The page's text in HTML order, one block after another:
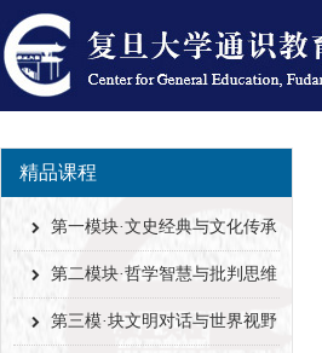
精品课程
第一模块·文史经典与文化传承
第二模块·哲学智慧与批判思维
第三模·块文明对话与世界视野